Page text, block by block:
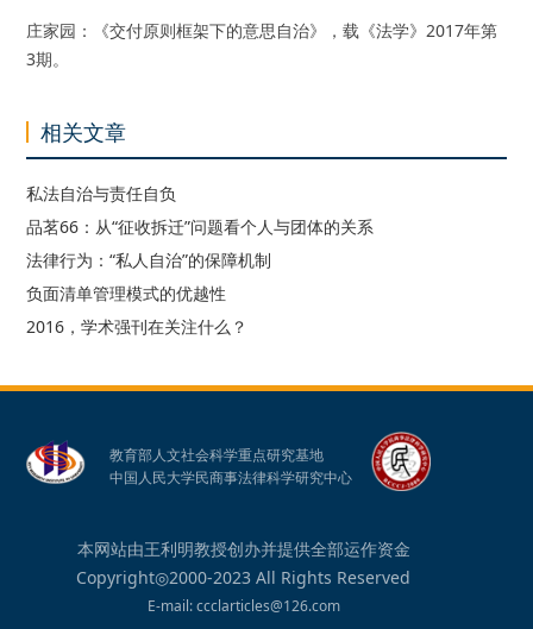
庄家园：《交付原则框架下的意思自治》，载《法学》2017年第
3期。
相关文章
私法自治与责任自负
品茗66：从“征收拆迁”问题看个人与团体的关系
法律行为：“私人自治”的保障机制
负面清单管理模式的优越性
2016，学术强刊在关注什么？
教育部人文社会科学重点研究基地
中国人民大学民商事法律科学研究中心
本网站由王利明教授创办并提供全部运作资金
Copyright◎2000-2023 All Rights Reserved
E-mail: ccclarticles@126.com